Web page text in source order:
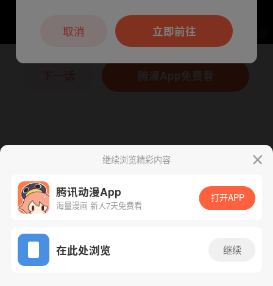
App免费看
腾漫App免费看
继续浏览精彩内容
腾讯动漫App
海量漫画 新人7天免费看
打开APP
在此处浏览 继续
本章节仅支持App阅读，可打开App新用
户7天免费看立即前往
取消